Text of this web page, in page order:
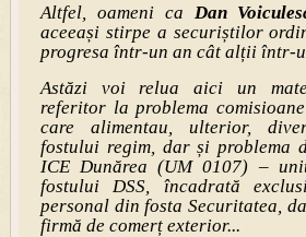
Altfel, oameni ca Dan
aceeași stirpe a securiștilor
progresa într-un an cât alții într-
Astăzi voi relua aici un
referitor la problema
care alimentau, ulterior,
fostului regim, dar și problema
ICE Dunărea (UM 0107) –
fostului DSS, încadrată
personal din fosta Securitatea,
firmă de comerț exterior...